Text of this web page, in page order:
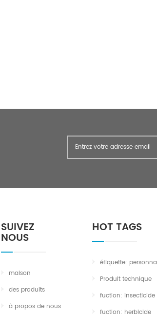
SUIVEZ
NOUS
maison
des produits
à propos de nous
HOT TAGS
étiquette:
Produit technique
fuction: insecticide
fuction: herbicide